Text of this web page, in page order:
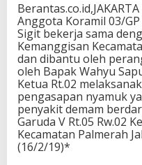
Anggota Koramil 03/
Sigit bekerja sama
Kemanggisan
dan dibantu oleh
oleh Bapak Wahyu
Ketua Rt.02
pengasapan nyamuk
penyakit demam
Garuda V Rt.05 Rw.02
Kecamatan Palmerah
(16/2/19)*